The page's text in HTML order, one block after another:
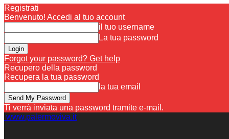
Registrati
Benvenuto! Accedi al tuo account
il tuo username
La tua password
Forgot your password? Get help
Recupero della password
Recupera la tua password
la tua email
Ti verrà inviata una password tramite e-mail.
www.palermoviva.it